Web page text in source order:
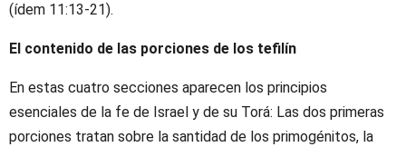
(ídem 11:13-21).
El contenido de las porciones de los tefilín
En estas cuatro secciones aparecen los principios
esenciales de la fe de Israel y de su Torá: Las dos primeras
porciones tratan sobre la santidad de los primogénitos, la